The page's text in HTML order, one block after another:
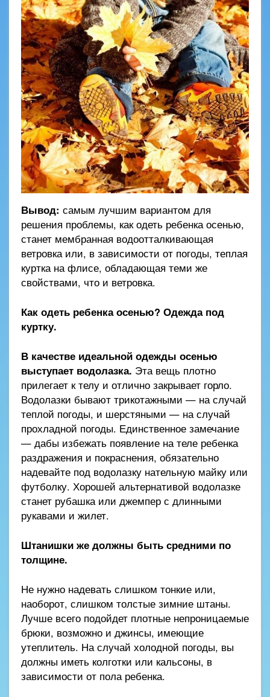
Вывод: самым лучшим вариантом для
решения проблемы, как одеть ребенка осенью,
станет мембранная водоотталкивающая
ветровка или, в зависимости от погоды, теплая
куртка на флисе, обладающая теми же
свойствами, что и ветровка.
Как одеть ребенка осенью? Одежда под
куртку.
В качестве идеальной одежды осенью
выступает водолазка. Эта вещь плотно
прилегает к телу и отлично закрывает горло.
Водолазки бывают трикотажными — на случай
теплой погоды, и шерстяными — на случай
прохладной погоды. Единственное замечание
— дабы избежать появление на теле ребенка
раздражения и покраснения, обязательно
надевайте под водолазку нательную майку или
футболку. Хорошей альтернативой водолазке
станет рубашка или джемпер с длинными
рукавами и жилет.
Штанишки же должны быть средними по
толщине.
Не нужно надевать слишком тонкие или,
наоборот, слишком толстые зимние штаны.
Лучше всего подойдет плотные непроницаемые
брюки, возможно и джинсы, имеющие
утеплитель. На случай холодной погоды, вы
должны иметь колготки или кальсоны, в
зависимости от пола ребенка.